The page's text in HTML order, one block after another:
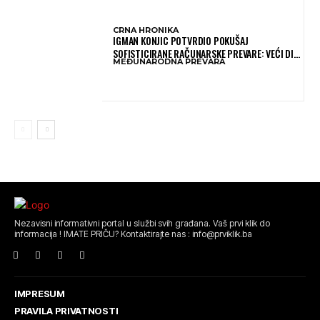
CRNA HRONIKA
IGMAN KONJIC POTVRDIO POKUŠAJ
SOFISTICIRANE RAČUNARSKE PREVARE: VEĆI DIO
NOVCA BLOKIRAN, OČEKUJE SE POVRAT
MEĐUNARODNA PREVARA
Nezavisni informativni portal u službi svih građana. Vaš prvi klik do
informacija ! IMATE PRIČU? Kontaktirajte nas : info@prviklik.ba
IMPRESUM
PRAVILA PRIVATNOSTI